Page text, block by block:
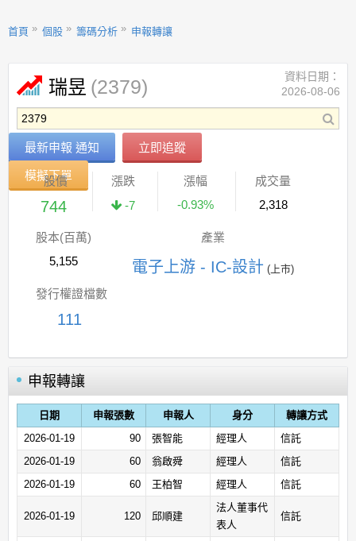
首頁 個股 籌碼分析 申報轉讓
瑞昱 (2379)
最新申報 通知 立即追蹤
模擬下單
資料日期：
2026-08-06
股價
744
漲跌
-7
漲幅
-0.93%
成交量
2,318
股本(百萬)
5,155
產業
電子上游 - IC-設計 (上市)
發行權證檔數
111
申報轉讓
日期 申報張數 申報人 身分
轉讓方式
2026-01-19
90 張智能 經理人
信託
2026-01-19
60 翁啟舜 經理人
信託
2026-01-19
60 王柏智 經理人 信託
2026-01-19 120 邱順建
法人董事代
表人
信託